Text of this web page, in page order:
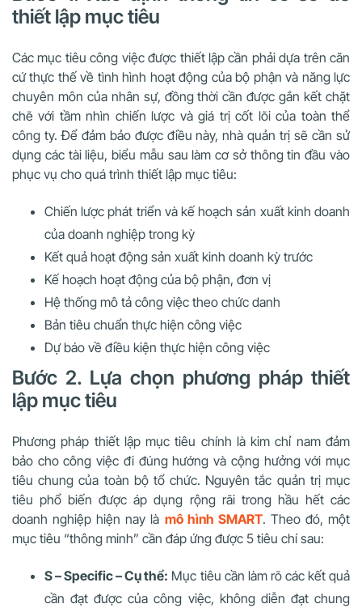
thiết lập mục tiêu
Các mục tiêu công việc được thiết lập cần phải dựa trên căn
cứ thực thế về tình hình hoạt động của bộ phận và năng lực
chuyên môn của nhân sự, đồng thời cần được gắn kết chặt
chẽ với tầm nhìn chiến lược và giá trị cốt lõi của toàn thể
công ty. Để đảm bảo được điều này, nhà quản trị sẽ cần sử
dụng các tài liệu, biểu mẫu sau làm cơ sở thông tin đầu vào
phục vụ cho quá trình thiết lập mục tiêu:
Chiến lược phát triển và kế hoạch sản xuất kinh doanh
của doanh nghiệp trong kỳ
Kết quả hoạt động sản xuất kinh doanh kỳ trước
Kế hoạch hoạt động của bộ phận, đơn vị
Hệ thống mô tả công việc theo chức danh
Bản tiêu chuẩn thực hiện công việc
Dự báo về điều kiện thực hiện công việc
Bước 2. Lựa chọn phương pháp thiết
lập mục tiêu
Phương pháp thiết lập mục tiêu chính là kim chỉ nam đảm
bảo cho công việc đi đúng hướng và cộng hưởng với mục
tiêu chung của toàn bộ tổ chức. Nguyên tắc quản trị mục
tiêu phổ biến được áp dụng rộng rãi trong hầu hết các
doanh nghiệp hiện nay là mô hình SMART. Theo đó, một
mục tiêu “thông minh” cần đáp ứng được 5 tiêu chí sau:
S – Specific – Cụ thể: Mục tiêu cần làm rõ các kết quả
cần đạt được của công việc, không diễn đạt chung